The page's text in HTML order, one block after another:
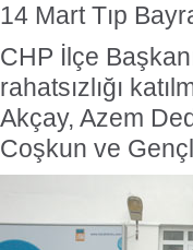
14 Mart Tıp
CHP İlçe
rahatsızlığı
Akçay, Azem
Coşkun ve